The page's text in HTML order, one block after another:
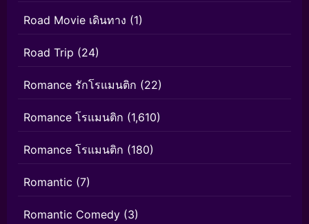
Road Movie เดินทาง (1)
Road Trip (24)
Romance รักโรแมนติก (22)
Romance โรแมนติก (1,610)
Romance โรแมนติก (180)
Romantic (7)
Romantic Comedy (3)